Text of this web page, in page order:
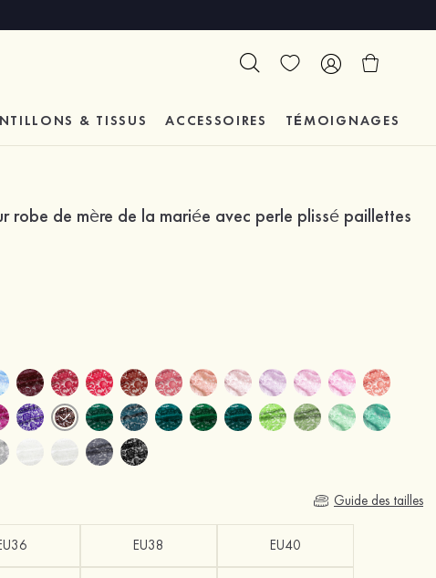
& TISSUS ACCESSOIRES TÉMOIGNAGES
robe de mère de la mariée avec perle plissé paillettes
Guide des tailles
EU38 EU40